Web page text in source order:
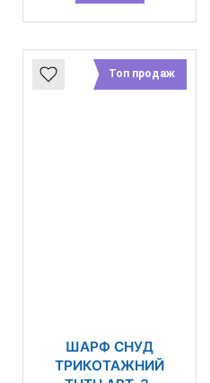
Топ продаж
ШАРФ СНУД
ТРИКОТАЖНИЙ